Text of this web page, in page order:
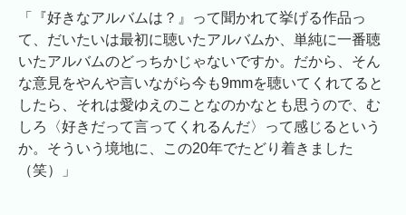
「『好きなアルバムは？』って聞かれて挙げる作品っ
て、だいたいは最初に聴いたアルバムか、単純に一番聴
いたアルバムのどっちかじゃないですか。だから、そん
な意見をやんや言いながら今も9mmを聴いてくれてると
したら、それは愛ゆえのことなのかなとも思うので、む
しろ〈好きだって言ってくれるんだ〉って感じるという
か。そういう境地に、この20年でたどり着きました
（笑）」